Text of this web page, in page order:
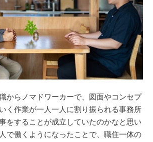
からノマドワーカーで、図面やコンセプ
く作業が一人一人に割り振られる事務所
をすることが成立していたのかなと思い
で働くようになったことで、職住一体の